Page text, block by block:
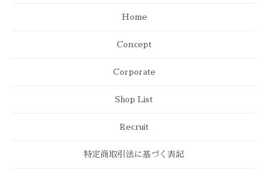
Home
Concept
Corporate
Shop List
Recruit
特定商取引法に基づく表記